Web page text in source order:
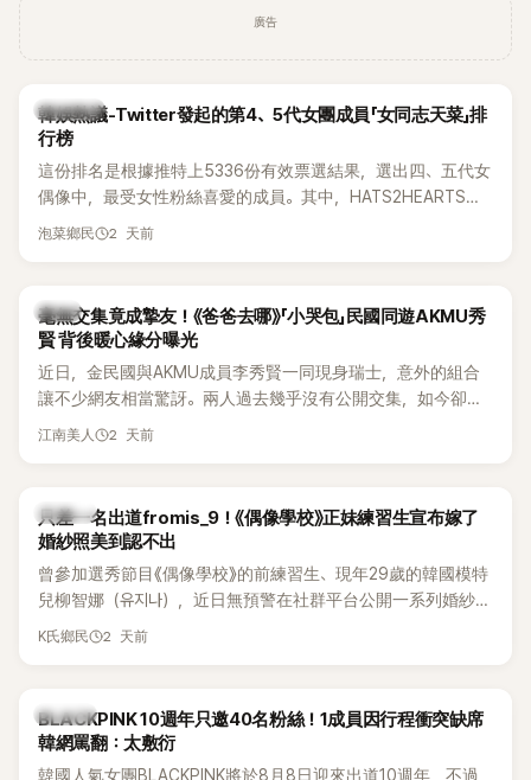
廣告
熱議討論
韓娛熱議-Twitter發起的第4、5代女團成員「女同志天菜」排
行榜
這份排名是根據推特上5336份有效票選結果，選出四、五代女
偶像中，最受女性粉絲喜愛的成員。其中，HATS2HEARTS成
員包攬了前三名，展現了她們在女性社群中的高人氣。
泡菜鄉民 2 天前
韓星
毫無交集竟成摯友！《爸爸去哪》「小哭包」民國同遊AKMU秀
賢 背後暖心緣分曝光
近日，金民國與AKMU成員李秀賢一同現身瑞士，意外的組合
讓不少網友相當驚訝。兩人過去幾乎沒有公開交集，如今卻一
起踏上瑞士之旅，也讓粉絲紛紛好奇：「他們到底是怎麼認識
江南美人 2 天前
K-POP
只差一名出道fromis_9！《偶像學校》正妹練習生宣布嫁了
婚紗照美到認不出
曾參加選秀節目《偶像學校》的前練習生、現年29歲的韓國模特
兒柳智娜（유지나），近日無預警在社群平台公開一系列婚紗
照，親自宣布即將步入婚姻，消息曝光後讓不少曾追看節目的
K氏鄉民 2 天前
K-POP
BLACKPINK 10週年只邀40名粉絲！1成員因行程衝突缺席
韓網罵翻：太敷衍
韓國人氣女團BLACKPINK將於8月8日迎來出道10週年，不過